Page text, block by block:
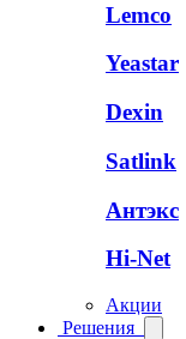
Lemco
Yeastar
Dexin
Satlink
Антэкс
Hi-Net
Акции
Решения